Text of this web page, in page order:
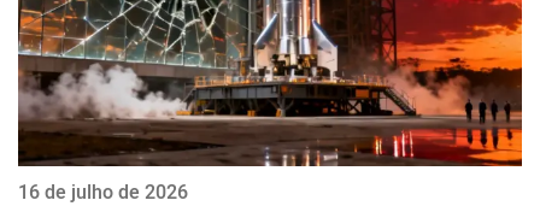
16 de julho de 2026